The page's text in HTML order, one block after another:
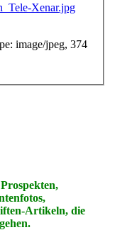
Xenar.jpg
image/jpeg, 374
Artikeln, die